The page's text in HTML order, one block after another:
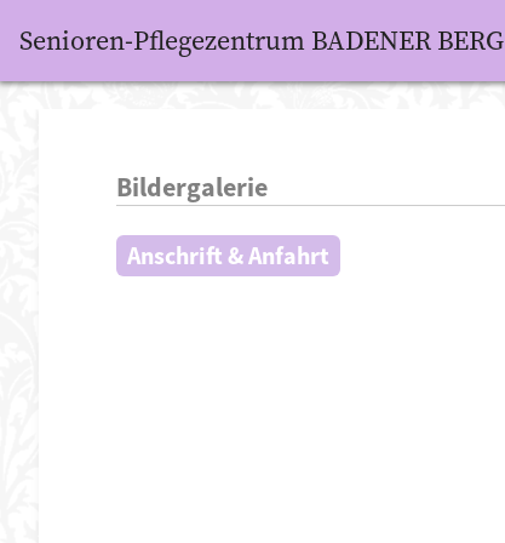
Senioren-Pflegezentrum BADENER BERG
Bildergalerie
Anschrift & Anfahrt